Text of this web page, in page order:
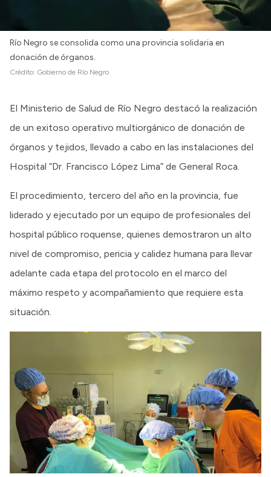
Río Negro se consolida como una provincia solidaria en
donación de órganos.
Crédito: Gobierno de Río Negro
El Ministerio de Salud de Río Negro destacó la realización
de un exitoso operativo multiorgánico de donación de
órganos y tejidos, llevado a cabo en las instalaciones del
Hospital “Dr. Francisco López Lima” de General Roca.
El procedimiento, tercero del año en la provincia, fue
liderado y ejecutado por un equipo de profesionales del
hospital público roquense, quienes demostraron un alto
nivel de compromiso, pericia y calidez humana para llevar
adelante cada etapa del protocolo en el marco del
máximo respeto y acompañamiento que requiere esta
situación.